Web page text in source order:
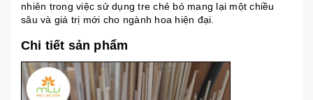
nhiên trong việc sử dụng tre chẻ bó mang lại một chiều
sâu và giá trị mới cho ngành hoa hiện đại.
Chi tiết sản phẩm